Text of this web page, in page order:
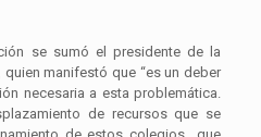
se sumó el presidente de la
manifestó que “es un deber
necesaria a esta problemática.
de recursos que se